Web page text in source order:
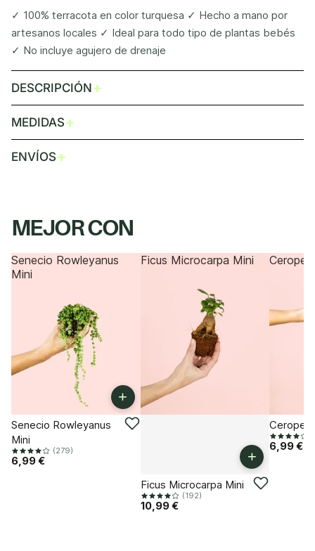
✓ 100% terracota en color turquesa ✓ Hecho a mano por
artesanos locales ✓ Ideal para todo tipo de plantas bebés
✓ No incluye agujero de drenaje
DESCRIPCIÓN+
MEDIDAS+
ENVÍOS+
MEJOR CON
Senecio Rowleyanus
Mini
+
Senecio Rowleyanus
Mini
(279)
6,99 €
Ficus Microcarpa Mini
ÚLTIMAS UNIDADES
+
Ficus Microcarpa Mini
(192)
10,99 €
6,99 €